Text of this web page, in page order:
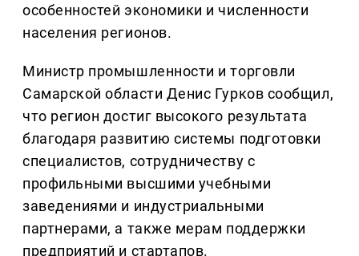
особенностей экономики и численности
населения регионов.
Министр промышленности и торговли
Самарской области Денис Гурков сообщил,
что регион достиг высокого результата
благодаря развитию системы подготовки
специалистов, сотрудничеству с
профильными высшими учебными
заведениями и индустриальными
партнерами, а также мерам поддержки
предприятий и стартапов.